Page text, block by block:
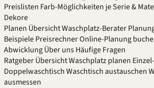
Preislisten Farb-Möglichkeiten je Serie &
Dekore
Planen ÜbersichtWaschplatz-Berater
BeispielePreisrechnerOnline-Planung
AbwicklungÜber unsHäufige Fragen
RatgeberÜbersichtWaschplatz planen
DoppelwaschtischWaschtisch austauschen
ausmessen